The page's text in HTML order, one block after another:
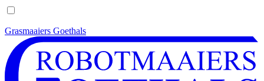
Grasmaaiers Goethals